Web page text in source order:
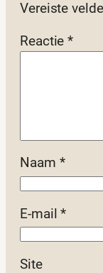
Vereiste
Reactie*
Naam *
E-mail*
Site